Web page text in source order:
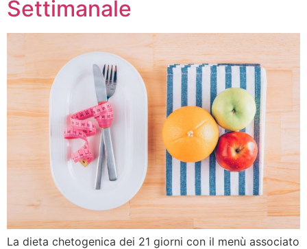
Settimanale
La dieta chetogenica dei 21 giorni con il menù associato